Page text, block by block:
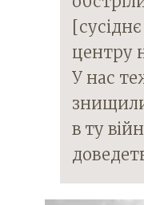
центру
У нас
в ту